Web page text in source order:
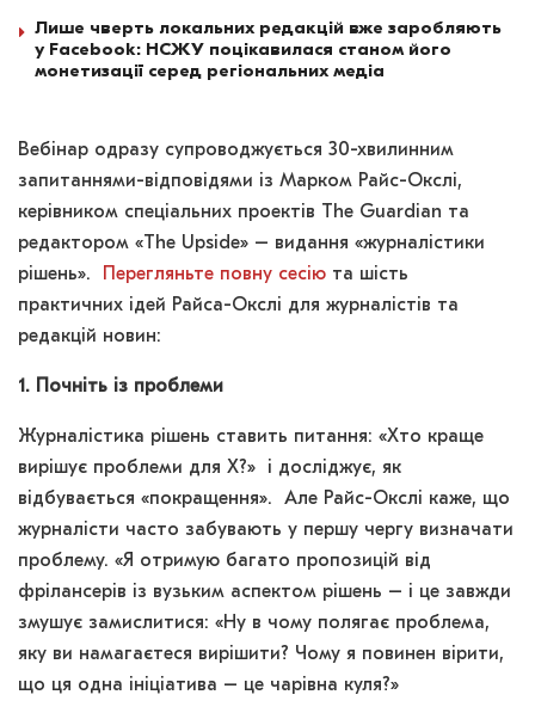
Лише чверть локальних редакцій вже заробляють
у Facebook: НСЖУ поцікавилася станом його
монетизації серед регіональних медіа
Вебінар одразу супроводжується 30-хвилинним
запитаннями-відповідями із Марком Райс-Окслі,
керівником спеціальних проектів The Guardian та
редактором «The Upside» – видання «журналістики
рішень».
Перегляньте повну сесію та шість
практичних ідей Райса-Окслі для журналістів та
редакцій новин:
1. Почніть із проблеми
Журналістика рішень ставить питання: «Хто краще
вирішує проблеми для X?» і досліджує, як
відбувається «покращення». Але Райс-Окслі каже, що
журналісти часто забувають у першу чергу визначати
проблему. «Я отримую багато пропозицій від
фрілансерів із вузьким аспектом рішень – і це завжди
змушує замислитися: «Ну в чому полягає проблема,
яку ви намагаєтеся вирішити? Чому я повинен вірити,
що ця одна ініціатива – це чарівна куля?»